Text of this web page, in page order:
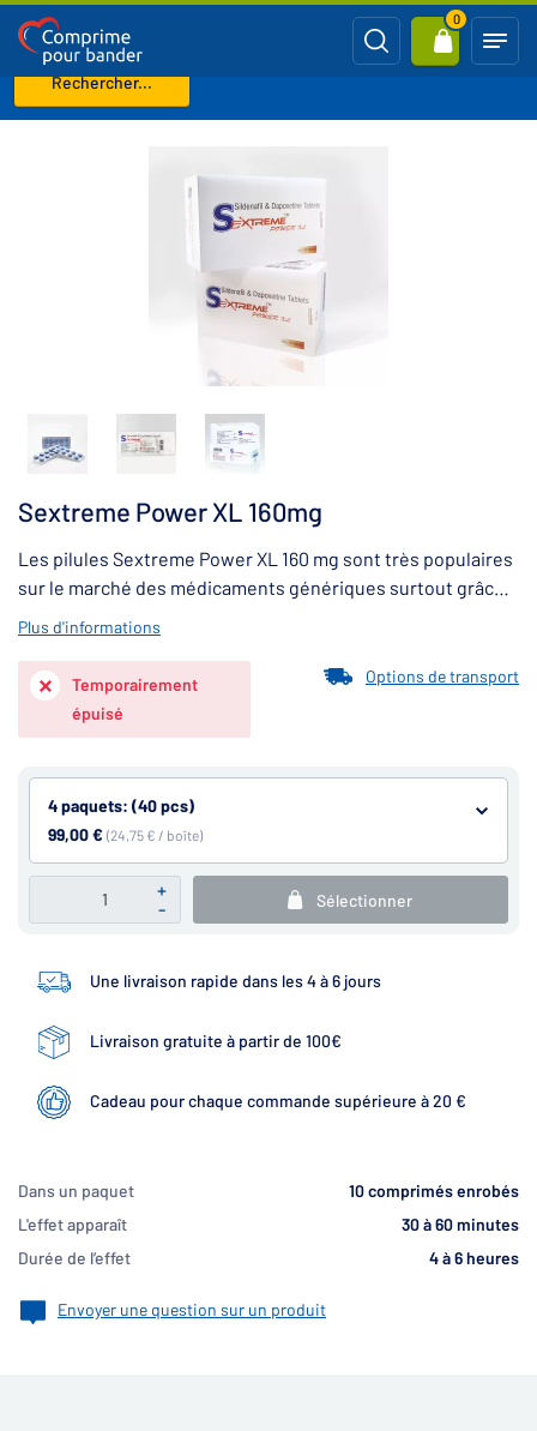
Rechercher...
0
Page d'accueil Nezaradene
Sextreme Power XL 160mg
Les pilules Sextreme Power XL 160 mg sont très populaires
sur le marché des médicaments génériques surtout grâce à
sa forte efficacité et le prix avantageux. En ce qui concerne
précoce, il s´agit d´un médicament vendu avec succès dans
le monde.
Plus d'informations
Temporairement
épuisé
Options de transport
4 paquets: (40 pcs)
99,00 € (24,75 € / boîte)
+
-
Sélectionner
Une livraison rapide dans les 4 à 6 jours
Livraison gratuite à partir de 100€
Cadeau pour chaque commande supérieure à 20 €
Dans un paquet
10 comprimés enrobés
L'effet apparaît
30 à 60 minutes
Durée de l’effet
4 à 6 heures
Envoyer une question sur un produit